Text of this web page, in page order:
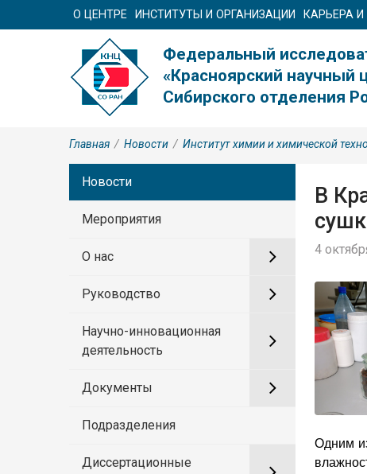
О ЦЕНТРЕ ИНСТИТУТЫ И ОРГАНИЗАЦИИ КАРЬЕРА
Федеральный
«Красноярский научный
Сибирского отделения
Главная / Новости / Институт химии и химической
Новости
Мероприятия
О нас
Руководство
Научно-инновационная
деятельность
Документы
Подразделения
Диссертационные
В
4
Одним